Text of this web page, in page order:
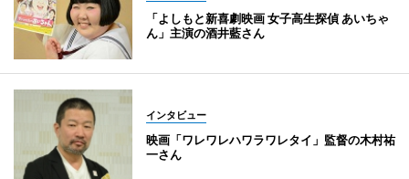
「よしもと新喜劇映画 女子高生探偵 あいちゃ
ん」主演の酒井藍さん
インタビュー
映画「ワレワレハワラワレタイ」監督の木村祐
一さん